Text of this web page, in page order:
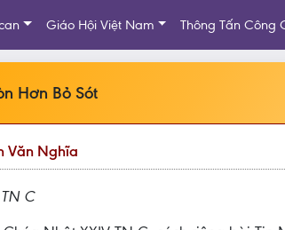
Giáo Hội Việt Nam Thông Tấn Công
Hơn Bỏ Sót
Văn Nghĩa
C